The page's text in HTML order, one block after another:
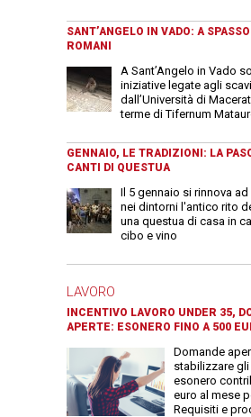
SANT’ANGELO IN VADO: A
ROMANI
A Sant’Angelo in Vado
iniziative legate agli
dall’Università di
terme di Tifernum
GENNAIO, LE TRADIZIONI: LA
CANTI DI QUESTUA
Il 5 gennaio si rinnova
nei dintorni l'antico rito
una questua di casa in
cibo e vino
LAVORO
INCENTIVO LAVORO UNDER 35,
APERTE: ESONERO FINO A 500
Domande
stabilizzare gli
esonero
euro al mese
Requisiti e